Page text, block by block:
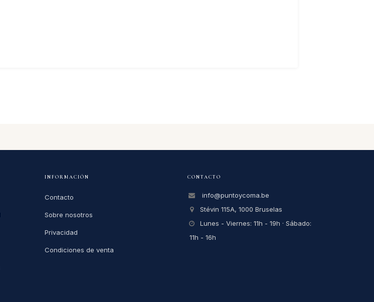
INFORMACIÓN
Contacto
Sobre nosotros
Privacidad
Condiciones de venta
CONTACTO
info@puntoycoma.be
Stévin 115A, 1000 Bruselas
Lunes - Viernes: 11h - 19h · Sábado:
11h - 16h